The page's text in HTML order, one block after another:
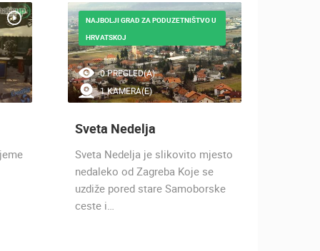
0 PREGLED(A)
1 KAMERA(E)
NAJBOLJI GRAD ZA PODUZETNIŠTVO U
HRVATSKOJ
Sveta Nedelja
Sveta Nedelja je slikovito mjesto
nedaleko od Zagreba Koje se
uzdiže pored stare Samoborske
ceste i…